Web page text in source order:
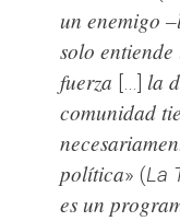
un enemigo
solo
fuerza […] la
comunidad
política» (La
es un